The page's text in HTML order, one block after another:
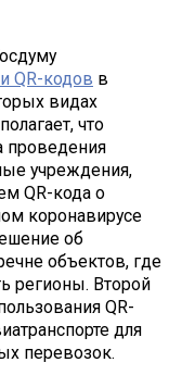
QR-кодов в
видах
что
проведения
учреждения,
QR-кода о
коронавирусе
об
объектов, где
регионы. Второй
QR-
для
перевозок.